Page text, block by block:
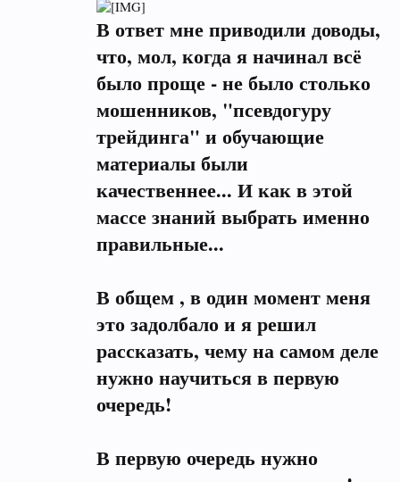
В ответ мне приводили доводы,
что, мол, когда я начинал всё
было проще - не было столько
мошенников, "псевдогуру
трейдинга" и обучающие
материалы были
качественнее... И как в этой
массе знаний выбрать именно
правильные...
В общем , в один момент меня
это задолбало и я решил
рассказать, чему на самом деле
нужно научиться в первую
очередь!
В первую очередь нужно